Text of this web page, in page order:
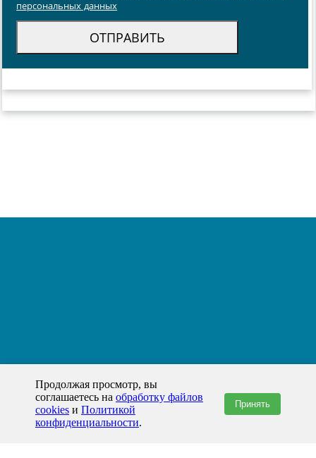
персональных данных
Продолжая просмотр, вы
соглашаетесь на обработку файлов
cookies и Политикой
конфиденциальности.
Принять